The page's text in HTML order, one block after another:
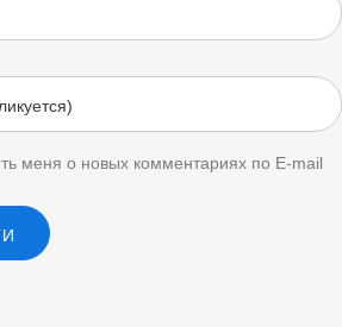
меня о новых комментариях по E-mail